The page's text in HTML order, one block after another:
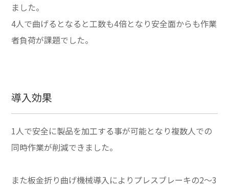
ました。
4人で曲げるとなると工数も4倍となり安全面からも作業
者負荷が課題でした。
導入効果
1人で安全に製品を加工する事が可能となり複数人での
同時作業が削減できました。
また板金折り曲げ機械導入によりプレスブレーキの2～3